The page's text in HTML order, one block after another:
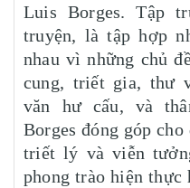
Luis Borges. Tập
truyện, là tập hợp
nhau vì những chủ
cung, triết gia, thư
văn hư cấu, và
Borges đóng góp
triết lý và viễn
phong trào hiện thực